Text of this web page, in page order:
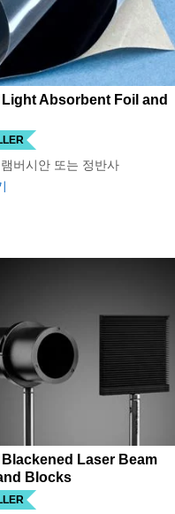
Absorbent Foil and
버시안 또는 정반사
Laser Beam
Blocks